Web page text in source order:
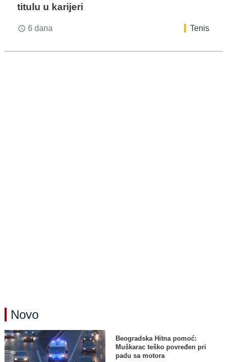
titulu u karijeri
access_time 6 dana Tenis
Novo
Beogradska Hitna pomoć:
Muškarac teško povređen pri
padu sa motora